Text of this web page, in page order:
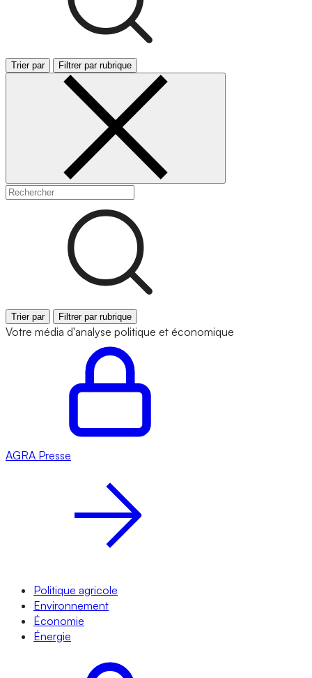
Trier par Filtrer par rubrique
Trier par Filtrer par rubrique
Votre média d'analyse politique et économique
AGRA Presse
Politique agricole
Environnement
Économie
Énergie